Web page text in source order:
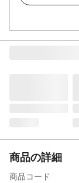
商品の詳細
商品コード